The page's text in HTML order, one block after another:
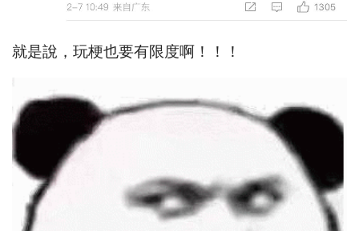
就是說，玩梗也要有限度啊！！！